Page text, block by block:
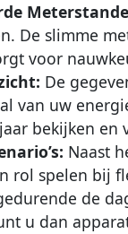
De slimme
voor
De
van uw
bekijken
Naast
rol spelen bij
de
u dan